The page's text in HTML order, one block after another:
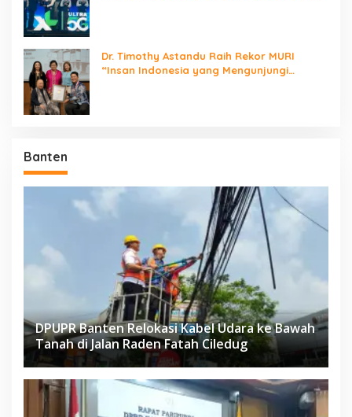
Dr. Timothy Astandu Raih Rekor MURI
“Insan Indonesia yang Mengunjungi
Banten
DPUPR Banten Relokasi Kabel Udara ke Bawah
Tanah di Jalan Raden Fatah Ciledug